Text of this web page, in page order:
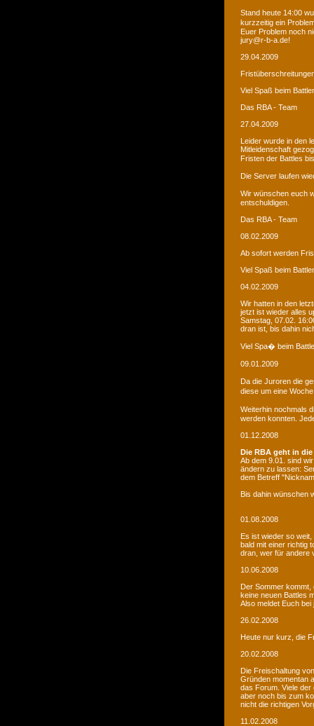
Stand heute 14:00
kurzzeitig ein
Euer Problem noch
jury@r-b-a.de!
29.04.2009
Viel Spaß beim
Das RBA - Team
27.04.2009
Leider wurde in den
Mitleidenschaft
Fristen der Battles
Die Server laufen
Wir wünschen euch
entschuldigen.
Das RBA - Team
08.02.2009
Ab sofort werden
Viel Spaß beim
04.02.2009
Wir hatten in den
jetzt ist wieder alles
Samstag, 07.02.
dran ist, bis dahin
Viel Spa� beim
09.01.2009
Da die Juroren die
diese um eine
Weiterhin nochmals
werden konnten.
01.12.2008
Die RBA geht in
Ab dem 9.01. sind
ändern zu lassen:
dem Betreff
Bis dahin wünschen
01.08.2008
Es ist wieder so weit,
bald mit einer richtig
dran, wer für andere
10.06.2008
Der Sommer kommt,
keine neuen Battles
Also meldet Euch
26.02.2008
Heute nur kurz, die
20.02.2008
Die Freischaltung
Gründen momentan
das Forum. Viele
aber noch bis zum
nicht die richtigen
11.02.2008